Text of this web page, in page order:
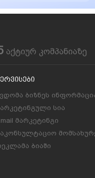
აქტიურ კომპანიაზე
ბიზნეს
სია
მარკეტინგი
ბიაში